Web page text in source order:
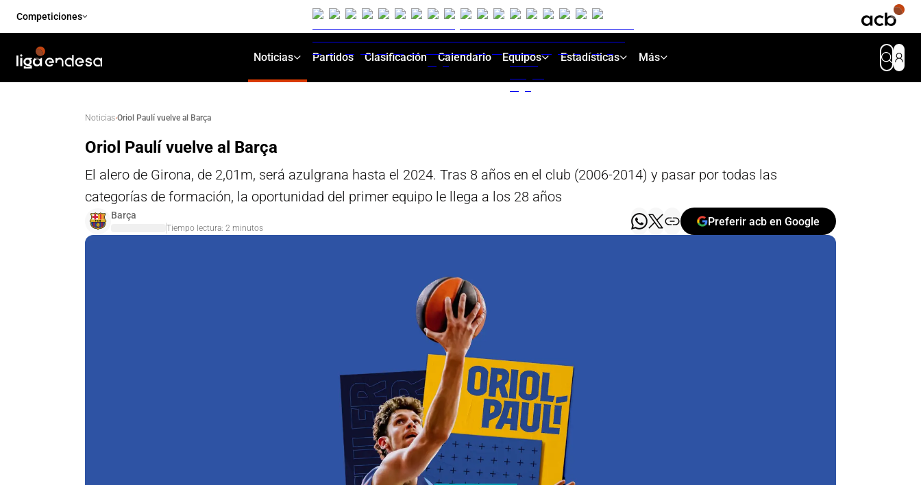
Competiciones
Noticias Partidos Clasificación Calendario Equipos Estadísticas Más
Noticias·Oriol Paulí vuelve al Barça
Oriol Paulí vuelve al Barça
El alero de Girona, de 2,01m, será azulgrana hasta el 2024. Tras 8 años en el club (2006-2014) y pasar por todas las
categorías de formación, la oportunidad del primer equipo le llega a los 28 años
Barça
Tiempo lectura: 2 minutos
Preferir acb en Google